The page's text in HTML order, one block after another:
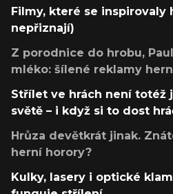
Filmy, které se inspirovaly
nepřiznají)
Z porodnice do hrobu,
mléko: šílené reklamy
Střílet ve hrách není totéž
světě – i když si to dost
Hrůza devětkrát jinak.
herní horory?
Kulky, lasery i optické